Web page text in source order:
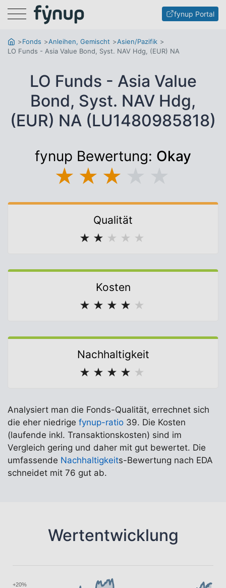
Menu fynup Portal
Fonds Anleihen, Gemischt
Asien/Pazifik
LO Funds - Asia Value Bond, Syst. NAV Hdg, (EUR) NA
LO Funds - Asia Value
Bond, Syst. NAV Hdg,
(EUR) NA (LU1480985818)
fynup Bewertung: Okay
★ ★ ★
Qualität
★ ★ ★ ★ ★
Kosten
★ ★ ★ ★ ★
Nachhaltigkeit
★ ★ ★ ★ ★
Analysiert man die Fonds-Qualität, errechnet sich
die eher niedrige fynup-ratio 39. Die Kosten
(laufende inkl. Transaktionskosten) sind im
Vergleich gering und daher mit gut bewertet. Die
umfassende Nachhaltigkeits-Bewertung nach EDA
schneidet mit 76 gut ab.
Wertentwicklung
+20%